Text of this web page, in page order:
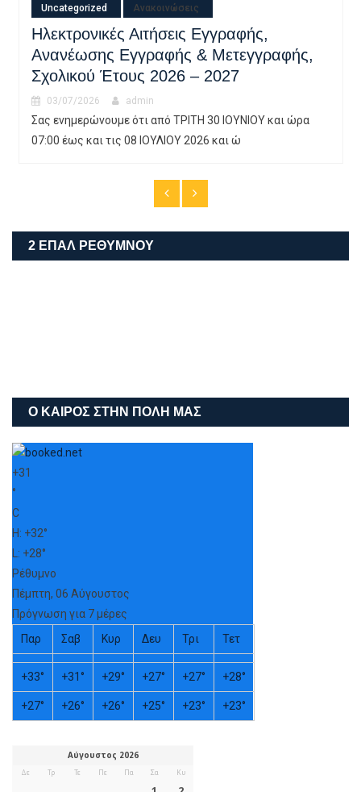
Εγκύκλιος Εγγραφών-Μετεγγραφών
30/06/2026 admin
Εγκύκλιος εγγραφών_2026-27Λήψη
2 ΕΠΑΛ ΡΕΘΎΜΝΟΥ
Ο ΚΑΙΡΌΣ ΣΤΗΝ ΠΌΛΗ ΜΑΣ
+31
°
C
H: +32°
L: +28°
Ρέθυμνο
Πέμπτη, 06 Αύγουστος
Πρόγνωση για 7 μέρες
Παρ
Σαβ Κυρ Δευ Τρι Τετ
+33° +31° +29° +27° +27° +28°
+27° +26° +26° +25° +23° +23°